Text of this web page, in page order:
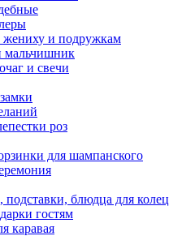
жениху и подружкам
мальчишник
и свечи
роз
для шампанского
блюдца для колец
гостям
каравая